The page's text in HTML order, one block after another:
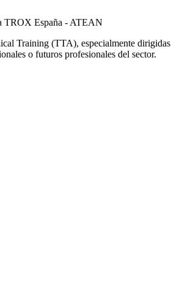
Training (TTA), especialmente
o futuros profesionales del sector.